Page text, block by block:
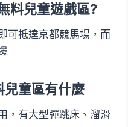
料兒童遊戲區?
可抵達京都競馬場，而
童區有什麼
，有大型彈跳床、溜滑